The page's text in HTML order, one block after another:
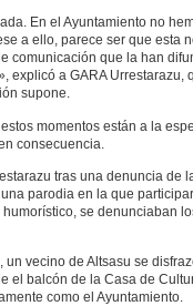
En el Ayuntamiento no
a ello, parece ser que esta
comunicación que la han
explicó a GARA Urrestarazu,
supone.
momentos están a la
consecuencia.
tras una denuncia de
parodia en la que
se denunciaban
un vecino de Altsasu se
el balcón de la Casa de
como el Ayuntamiento.